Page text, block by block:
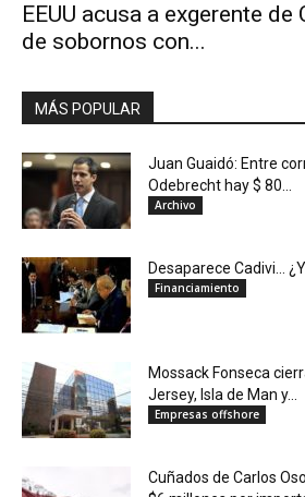
EEUU acusa a exgerente
de sobornos con...
MÁS POPULAR
Juan Guaidó: Entre
Odebrecht hay $ 80...
Archivo
Desaparece Cadivi…
Financiamiento
Mossack Fonseca
Jersey, Isla de Man y...
Empresas offshore
Cuñados de Carlos